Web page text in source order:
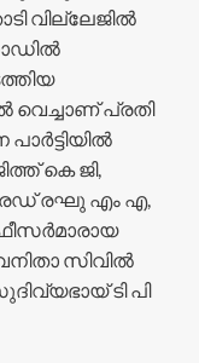
വില്ലേജിൽ
പ്രതി
കെ ജി,
രഘു എം എ,
സിവിൽ
ടി പി